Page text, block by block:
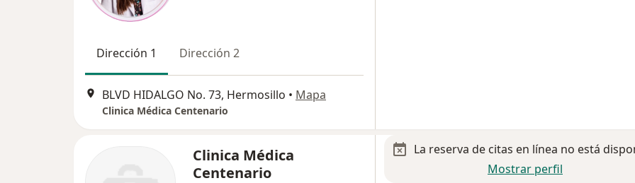
Dirección 1 Dirección 2
BLVD HIDALGO No. 73, Hermosillo • Mapa
Clinica Médica Centenario
Clinica Médica
Centenario
La reserva de citas en línea no está
Mostrar perfil